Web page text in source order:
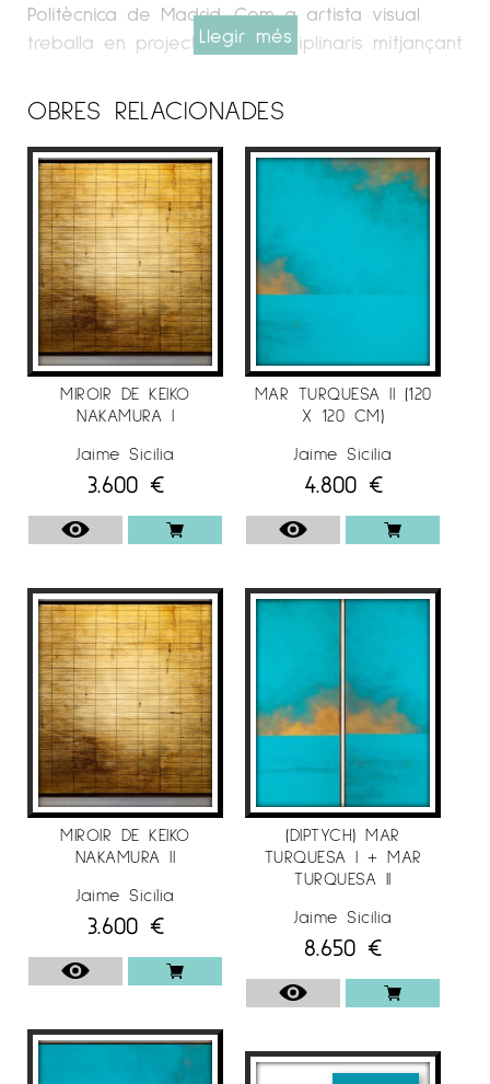
Politècnica de Madrid. Com a artista visual
treballa en projectes multidisciplinaris mitjançant
arquitecte he desenvolupat la seva carrera
professional en Richard Rogers Partenariat
(Londres) i en el seu propi estudi. La seva
obra ha estat premiada i reconeguda
internacionalment, sent seleccionada per a
representar a Espanya en el Green Building
Challenge (Tòquio 2005) entre altres. Ha estat
professor (Universitat Antonio de Nebrija i
Universitat de La Salle) i investigador (Projecte
FAME 2011, Govern d’Espanya).
Per a més informació de l’artistaJaime Sicilia
enEspai Cavallers Gallery
Llegir més
OBRES RELACIONADES
MIROIR DE KEIKO
NAKAMURA I
Jaime Sicilia
3.600 €
MIROIR DE KEIKO
NAKAMURA II
Jaime Sicilia
3.600 €
MAR TURQUESA II (120
X 120 CM)
Jaime Sicilia
4.800 €
(DIPTYCH) MAR
TURQUESA I + MAR
TURQUESA II
Jaime Sicilia
8.650 €